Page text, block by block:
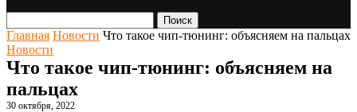
Поиск
Главная Новости Что такое чип-тюнинг: объясняем на пальцах
Новости
Что такое чип-тюнинг: объясняем на
пальцах
30 октября, 2022